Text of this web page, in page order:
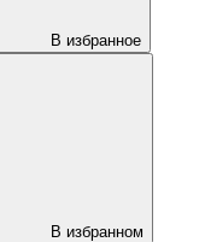
В избранное
В избранном